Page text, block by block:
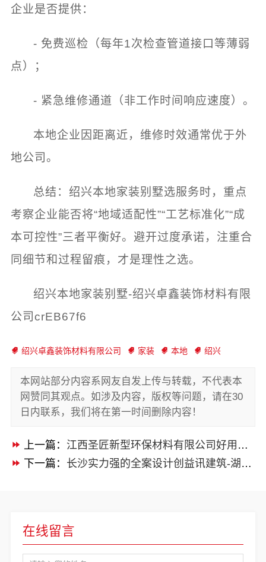
企业是否提供：
- 免费巡检（每年1次检查管道接口等薄弱
点）；
- 紧急维修通道（非工作时间响应速度）。
本地企业因距离近，维修时效通常优于外
地公司。
总结：绍兴本地家装别墅选服务时，重点
考察企业能否将“地域适配性”“工艺标准化”“成
本可控性”三者平衡好。避开过度承诺，注重合
同细节和过程留痕，才是理性之选。
绍兴本地家装别墅-绍兴卓鑫装饰材料有限
公司crEB67f6
绍兴卓鑫装饰材料有限公司 家装 本地 绍兴
本网站部分内容系网友自发上传与转载，不代表本
网赞同其观点。如涉及内容，版权等问题，请在30
日内联系，我们将在第一时间删除内容！
上一篇： 江西圣匠新型环保材料有限公司好用装修电话
下一篇： 长沙实力强的全案设计创益讯建筑-湖南创益讯建筑有限公司
在线留言